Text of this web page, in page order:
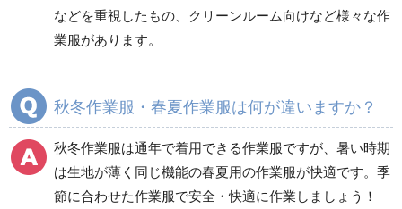
商品カテゴリ一覧
秋冬長袖
食品産業用長袖
食品産業用半袖
秋冬長袖
などを重視したもの、クリーンルーム向けなど様々な作
業服があります。
秋冬作業服・春夏作業服は何が違いますか？
秋冬作業服は通年で着用できる作業服ですが、暑い時期
は生地が薄く同じ機能の春夏用の作業服が快適です。季
節に合わせた作業服で安全・快適に作業しましょう！